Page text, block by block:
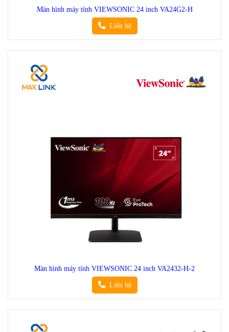
Màn hình máy tính VIEWSONIC 24 inch VA24G2-H
Liên hệ
Màn hình máy tính VIEWSONIC 24 inch VA2432-H-2
Liên hệ